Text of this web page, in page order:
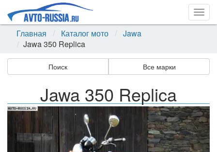
Главная
Каталог мото
Jawa
Jawa 350 Replica
Поиск Все марки
Jawa 350 Replica
Назад